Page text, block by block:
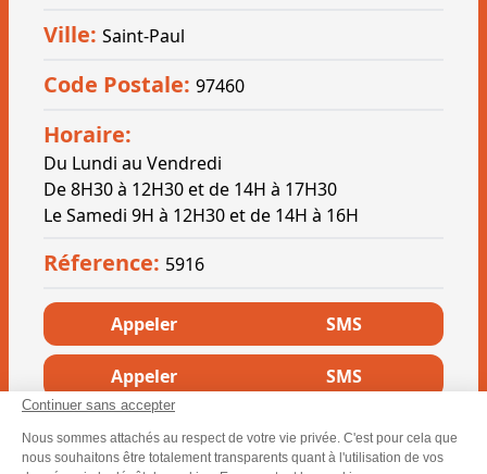
Ville: Saint-Paul
Code Postale: 97460
Horaire:
Du Lundi au Vendredi
De 8H30 à 12H30 et de 14H à 17H30
Le Samedi 9H à 12H30 et de 14H à 16H
Réference: 5916
Appeler SMS
Appeler SMS
Appeler SMS
Continuer sans accepter
Nous sommes attachés au respect de votre vie privée. C'est pour cela que
nous souhaitons être totalement transparents quant à l'utilisation de vos